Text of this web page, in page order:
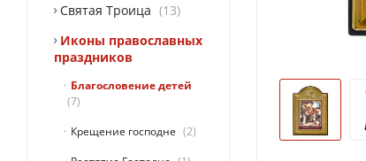
Святая Троица
13
Иконы православных
праздников
Благословение детей
7
Крещение господне
2